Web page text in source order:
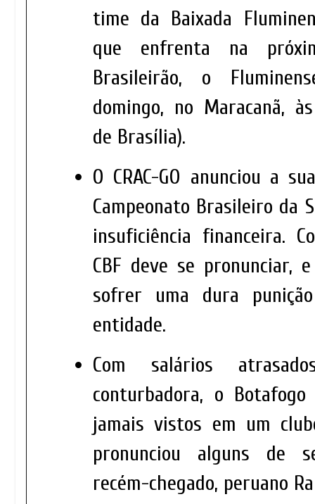
time da Baixada
que enfrenta na
Brasileirão, o
domingo, no Maracanã,
de Brasília).
O CRAC-GO anunciou a
Campeonato Brasileiro da
insuficiência financeira.
CBF deve se pronunciar,
sofrer uma dura
entidade.
Com salários
conturbadora, o
jamais vistos em um
pronunciou alguns de
recém-chegado, peruano